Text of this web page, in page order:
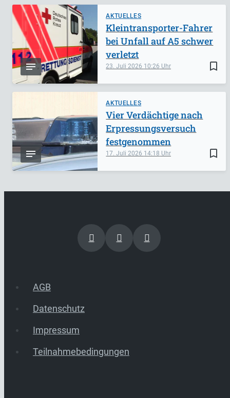
AKTUELLES
bookmark_border
23. Juli 2026 10:26
Kleintransporter-Fahrer
bei Unfall auf A5 schwer
verletzt
AKTUELLES
bookmark_border
17. Juli 2026 14:18
Vier Verdächtige nach
Erpressungsversuch
festgenommen
AGB
Datenschutz
Impressum
Teilnahmebedingungen